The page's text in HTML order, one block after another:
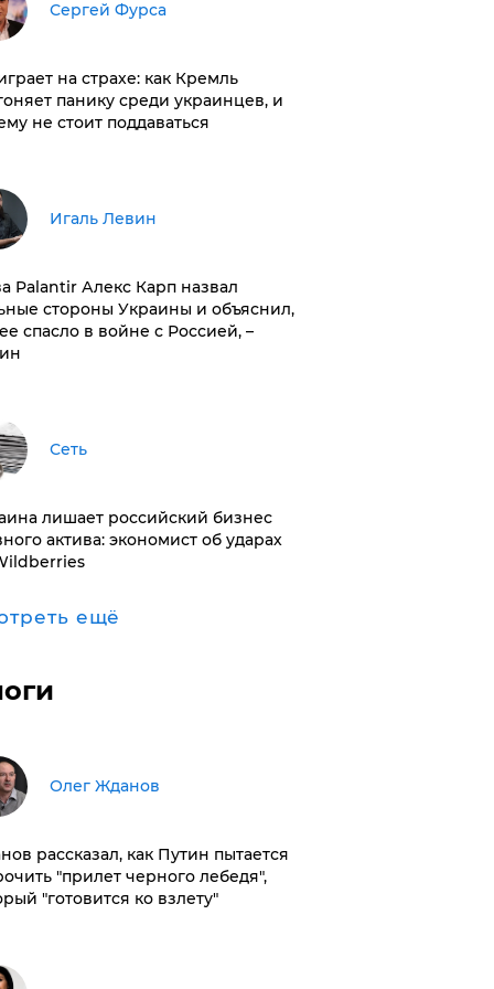
Сергей Фурса
на страхе: как Кремль
панику среди украинцев, и
не стоит поддаваться
Игаль Левин
Palantir Алекс Карп назвал
стороны Украины и объяснил,
спасло в войне с Россией, –
Сеть
лишает российский бизнес
актива: экономист об ударах
ещё
Олег Жданов
рассказал, как Путин пытается
"прилет черного лебедя",
"готовится ко взлету"